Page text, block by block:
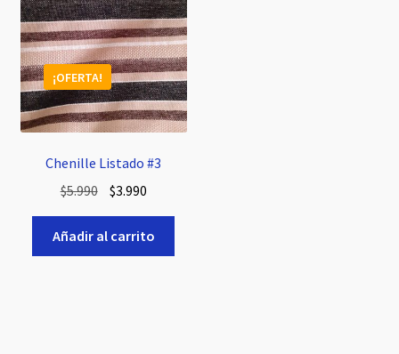
Chenille Listado #3
¡OFERTA!
$5.990 El
precio
original
era:
$3.990El
precio
actual
es:
Añadir al carrito